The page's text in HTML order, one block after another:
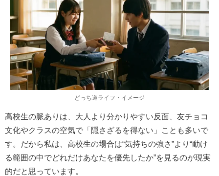
どっち道ライフ・イメージ
高校生の脈ありは、大人より分かりやすい反面、友チョコ
文化やクラスの空気で「隠さざるを得ない」ことも多いで
す。だから私は、高校生の場合は“気持ちの強さ”より“動け
る範囲の中でどれだけあなたを優先したか”を見るのが現実
的だと思っています。